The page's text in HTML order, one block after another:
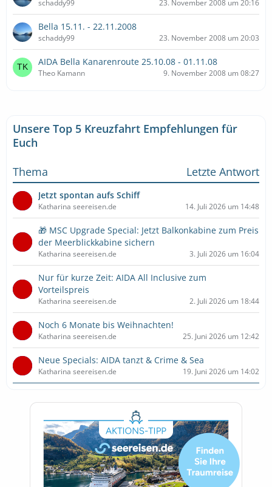
schaddy99 23. November 2008 um 20:16
Bella 15.11. - 22.11.2008
schaddy99 23. November 2008 um 20:03
AIDA Bella Kanarenroute 25.10.08 - 01.11.08
Theo Kamann 9. November 2008 um 08:27
Unsere Top 5 Kreuzfahrt Empfehlungen für
Euch
Thema
Letzte Antwort
Jetzt spontan aufs Schiff
Katharina seereisen.de 14. Juli 2026 um 14:48
🎁 MSC Upgrade Special: Jetzt Balkonkabine zum Preis
der Meerblickkabine sichern
Katharina seereisen.de 3. Juli 2026 um 16:04
Nur für kurze Zeit: AIDA All Inclusive zum
Vorteilspreis
Katharina seereisen.de 2. Juli 2026 um 18:44
Noch 6 Monate bis Weihnachten!
Katharina seereisen.de 25. Juni 2026 um 12:42
Neue Specials: AIDA tanzt & Crime & Sea
Katharina seereisen.de 19. Juni 2026 um 14:02